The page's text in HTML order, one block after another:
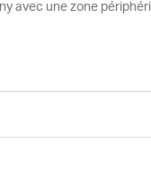
avec une zone